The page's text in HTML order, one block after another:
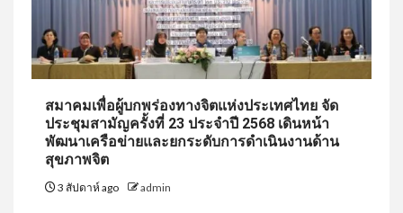
สมาคมเพื่อผู้บกพร่องทางจิตแห่งประเทศไทย จัด
ประชุมสามัญครั้งที่ 23 ประจำปี 2568 เดินหน้า
พัฒนาเครือข่ายและยกระดับการดำเนินงานด้าน
สุขภาพจิต
3 สัปดาห์ ago admin